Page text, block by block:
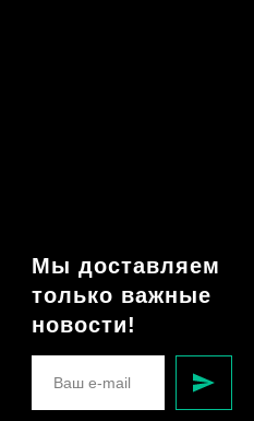
Мы доставляем
только важные
новости!